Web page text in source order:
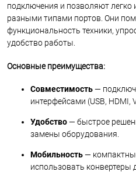
подключения и позволяют легко
разными типами портов. Они
функциональность техники,
удобство работы.
Основные преимущества:
Совместимость—
интерфейсами (USB, HDMI,
Удобство— быстрое
замены оборудования.
Мобильность—
использовать конвертеры